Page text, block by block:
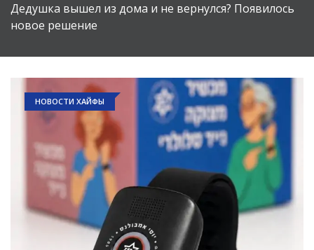
Дедушка вышел из дома и не вернулся? Появилось
новое решение
НОВОСТИ ХАЙФЫ